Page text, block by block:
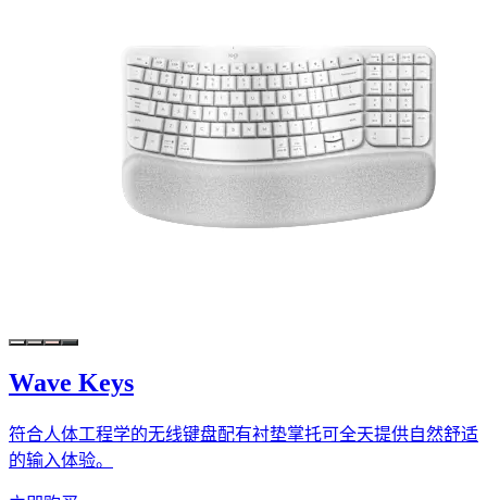
Wave Keys
符合人体工程学的无线键盘配有衬垫掌托可全天提供自然舒适
的输入体验。